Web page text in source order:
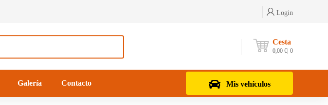
Login
Cesta
0,00 € 0
Mis vehículos
Galería Contacto